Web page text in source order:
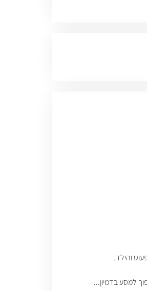
והילד.
למסע בדמיון...